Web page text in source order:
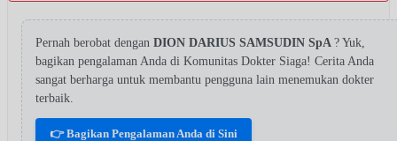
Pernah berobat dengan DION DARIUS SAMSUDIN SpA ? Yuk,
bagikan pengalaman Anda di Komunitas Dokter Siaga! Cerita Anda
sangat berharga untuk membantu pengguna lain menemukan dokter
terbaik.
👉 Bagikan Pengalaman Anda di Sini